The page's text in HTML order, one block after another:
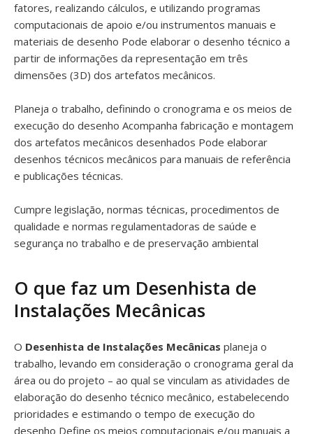
fatores, realizando cálculos, e utilizando programas
computacionais de apoio e/ou instrumentos manuais e
materiais de desenho Pode elaborar o desenho técnico a
partir de informações da representação em três
dimensões (3D) dos artefatos mecânicos.
Planeja o trabalho, definindo o cronograma e os meios de
execução do desenho Acompanha fabricação e montagem
dos artefatos mecânicos desenhados Pode elaborar
desenhos técnicos mecânicos para manuais de referência
e publicações técnicas.
Cumpre legislação, normas técnicas, procedimentos de
qualidade e normas regulamentadoras de saúde e
segurança no trabalho e de preservação ambiental
O que faz um Desenhista de
Instalações Mecânicas
O Desenhista de Instalações Mecânicas planeja o
trabalho, levando em consideração o cronograma geral da
área ou do projeto – ao qual se vinculam as atividades de
elaboração do desenho técnico mecânico, estabelecendo
prioridades e estimando o tempo de execução do
desenho Define os meios computacionais e/ou manuais a